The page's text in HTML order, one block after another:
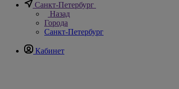
Санкт-Петербург
Назад
Города
Санкт-Петербург
Кабинет